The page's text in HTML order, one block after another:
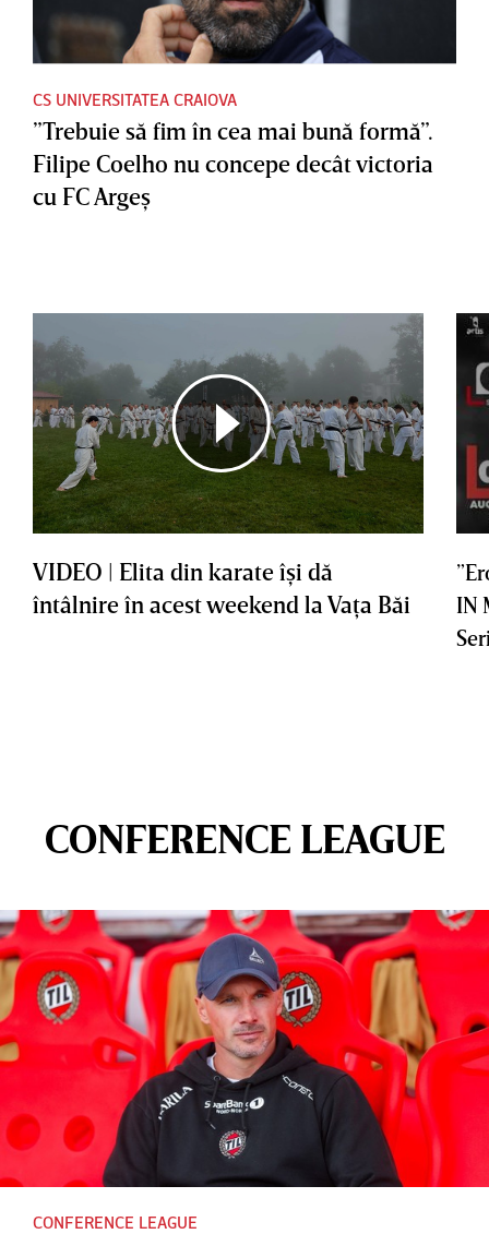
CS UNIVERSITATEA CRAIOVA
”Trebuie să fim în cea mai bună formă”.
Filipe Coelho nu concepe decât victoria
cu FC Argeş
VIDEO | Elita din karate îşi dă
întâlnire în acest weekend la Vaţa Băi
IN
CONFERENCE LEAGUE
CONFERENCE LEAGUE